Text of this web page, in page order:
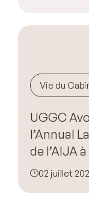
Vie du
UGGC
l’Annual
de l’AIJA
02 juillet